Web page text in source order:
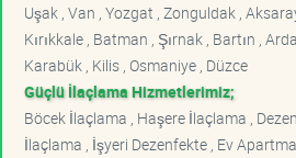
Uşak , Van , Yozgat , Zonguldak ,
Kırıkkale , Batman , Şırnak , Bartın ,
Karabük , Kilis , Osmaniye , Düzce
Güçlü İlaçlama Hizmetlerimiz;
Böcek İlaçlama , Haşere İlaçlama ,
İlaçlama , İşyeri Dezenfekte , Ev